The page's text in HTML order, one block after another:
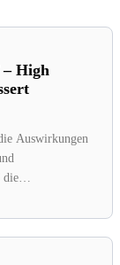
High
Auswirkungen
die